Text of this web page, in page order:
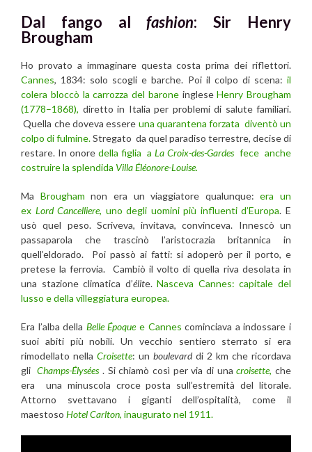
Dal fango alfashion: Sir Henry
Brougham
Ho provato a immaginare questa costa prima dei riflettori.
Cannes, 1834: solo scogli e barche. Poi il colpo di scena: il
colera bloccò la carrozza del baroneingleseHenry Brougham
(1778–1868), diretto in Italia per problemi di salute familiari.
Quella che doveva essere una quarantena forzata diventò un
colpo di fulmine.Stregato da quel paradiso terrestre, decise di
restare. In onore della figlia a La Croix-des-Gardesfece anche
costruire la splendida Villa Éléonore-Louise.
Ma Brougham non era un viaggiatore qualunque:era un
ex Lord Cancelliere, uno degli uomini più influenti d’Europa. E
usò quel peso. Scriveva, invitava, convinceva. Innescò un
passaparola che trascinò l’aristocrazia britannica in
quell’eldorado. Poi passò ai fatti: si adoperò per il porto, e
pretese la ferrovia. Cambiò il volto di quella riva desolata in
una stazione climatica d’élite.Nasceva Cannes: capitale del
lusso e della villeggiatura europea.
Era l’alba della Belle Époquee Cannes cominciava a indossare i
suoi abiti più nobili. Un vecchio sentiero sterrato si era
rimodellato nella Croisette: un boulevarddi 2 km che ricordava
gliChamps-Élysées . Si chiamò così per via di unacroisette, che
era una minuscola croce posta sull’estremità del litorale.
Attorno svettavano i giganti dell’ospitalità, come il
maestoso Hotel Carlton, inaugurato nel 1911.